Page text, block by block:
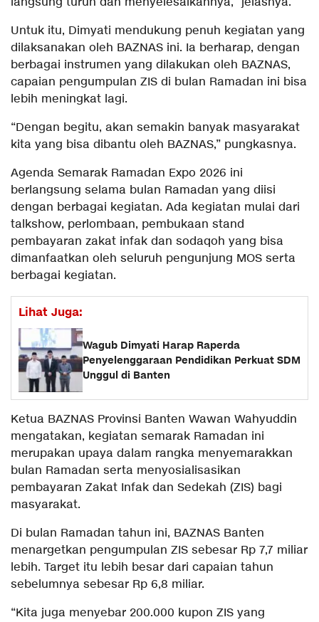
Untuk itu, Dimyati mendukung penuh kegiatan yang
dilaksanakan oleh BAZNAS ini. Ia berharap, dengan
berbagai instrumen yang dilakukan oleh BAZNAS,
capaian pengumpulan ZIS di bulan Ramadan ini bisa
lebih meningkat lagi.
“Dengan begitu, akan semakin banyak masyarakat
kita yang bisa dibantu oleh BAZNAS,” pungkasnya.
Agenda Semarak Ramadan Expo 2026 ini
berlangsung selama bulan Ramadan yang diisi
dengan berbagai kegiatan. Ada kegiatan mulai dari
talkshow, perlombaan, pembukaan stand
pembayaran zakat infak dan sodaqoh yang bisa
dimanfaatkan oleh seluruh pengunjung MOS serta
berbagai kegiatan.
Lihat Juga:
Wagub Dimyati Harap Raperda
Penyelenggaraan Pendidikan Perkuat SDM
Unggul di Banten
Ketua BAZNAS Provinsi Banten Wawan Wahyuddin
mengatakan, kegiatan semarak Ramadan ini
merupakan upaya dalam rangka menyemarakkan
bulan Ramadan serta menyosialisasikan
pembayaran Zakat Infak dan Sedekah (ZIS) bagi
masyarakat.
Di bulan Ramadan tahun ini, BAZNAS Banten
menargetkan pengumpulan ZIS sebesar Rp 7,7 miliar
lebih. Target itu lebih besar dari capaian tahun
sebelumnya sebesar Rp 6,8 miliar.
“Kita juga menyebar 200.000 kupon ZIS yang